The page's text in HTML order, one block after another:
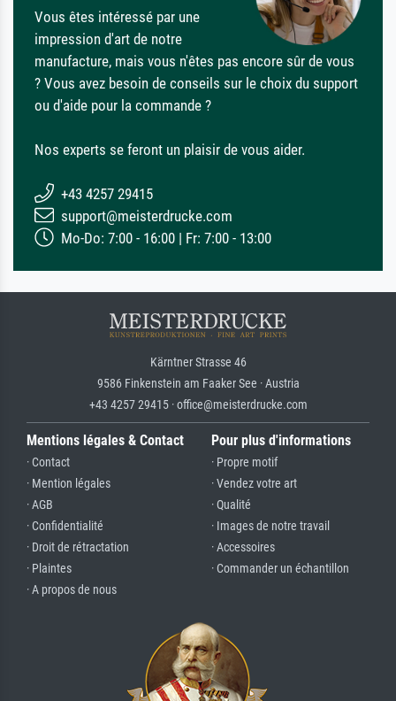
Vous êtes intéressé par une
impression d'art de notre
manufacture, mais vous n'êtes pas encore sûr de vous
? Vous avez besoin de conseils sur le choix du support
ou d'aide pour la commande ?
Nos experts se feront un plaisir de vous aider.
+43 4257 29415
support@meisterdrucke.com
Mo-Do: 7:00 - 16:00 | Fr: 7:00 - 13:00
Kärntner Strasse 46
9586 Finkenstein am Faaker See · Austria
+43 4257 29415 · office@meisterdrucke.com
Mentions légales & Contact
· Contact
· Mention légales
· AGB
· Confidentialité
· Droit de rétractation
· Plaintes
· A propos de nous
Pour plus d'informations
· Propre motif
· Vendez votre art
· Qualité
· Images de notre travail
· Accessoires
· Commander un échantillon